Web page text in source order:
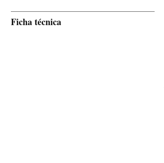
Ficha técnica